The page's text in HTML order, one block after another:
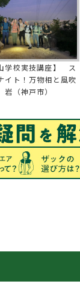
山学校実技講座】 ス
イト！万物相と風吹
岩（神戸市）